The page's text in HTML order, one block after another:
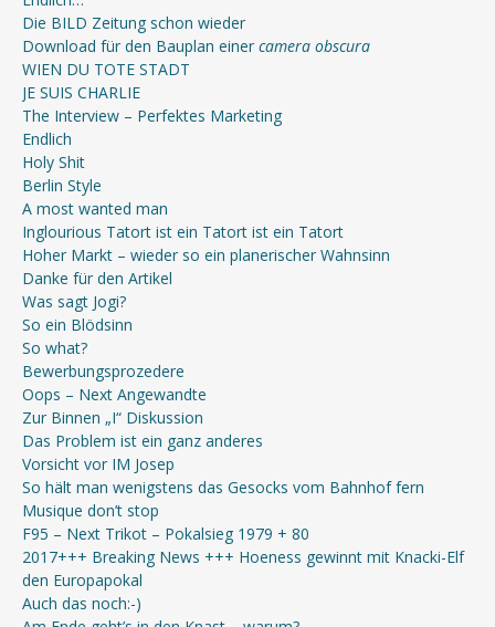
Die BILD Zeitung schon wieder
Download für den Bauplan einer camera obscura
WIEN DU TOTE STADT
JE SUIS CHARLIE
The Interview – Perfektes Marketing
Endlich
Holy Shit
Berlin Style
A most wanted man
Inglourious Tatort ist ein Tatort ist ein Tatort
Hoher Markt – wieder so ein planerischer Wahnsinn
Danke für den Artikel
Was sagt Jogi?
So ein Blödsinn
So what?
Bewerbungsprozedere
Oops – Next Angewandte
Zur Binnen „I“ Diskussion
Das Problem ist ein ganz anderes
Vorsicht vor IM Josep
So hält man wenigstens das Gesocks vom Bahnhof fern
Musique don’t stop
F95 – Next Trikot – Pokalsieg 1979 + 80
2017+++ Breaking News +++ Hoeness gewinnt mit Knacki-Elf
den Europapokal
Auch das noch:-)